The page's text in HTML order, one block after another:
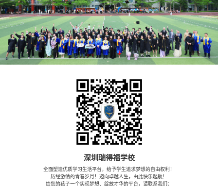
深圳瑞得福学校
全面塑造优质学习生活平台，给予学生追求梦想的自由权利！
历经激情的青春岁月！迈向卓越人生，由此快乐起航！
给您的孩子一个实现梦想、绽放才华的平台，请联系我们：